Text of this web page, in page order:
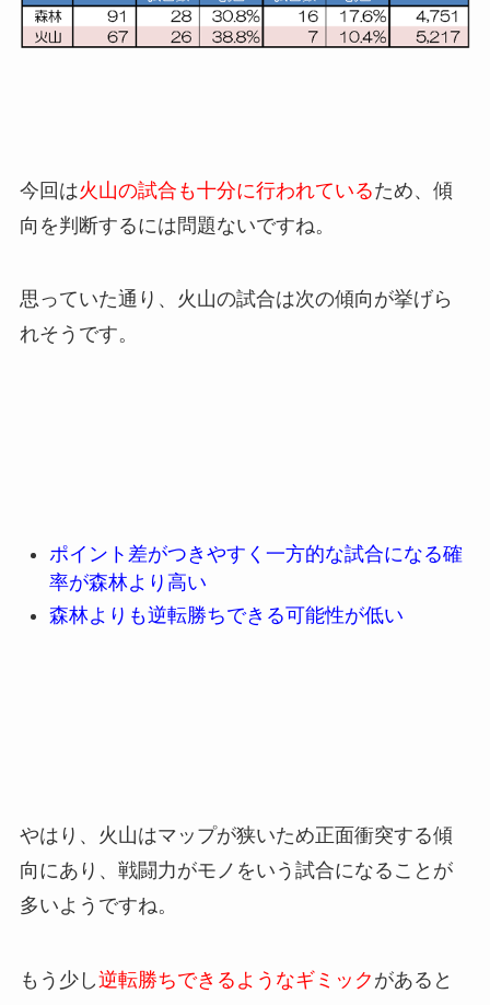
今回は火山の試合も十分に行われているため、傾
向を判断するには問題ないですね。
思っていた通り、火山の試合は次の傾向が挙げら
れそうです。
ポイント差がつきやすく一方的な試合になる確
率が森林より高い
森林よりも逆転勝ちできる可能性が低い
やはり、火山はマップが狭いため正面衝突する傾
向にあり、戦闘力がモノをいう試合になることが
多いようですね。
もう少し逆転勝ちできるようなギミック があると